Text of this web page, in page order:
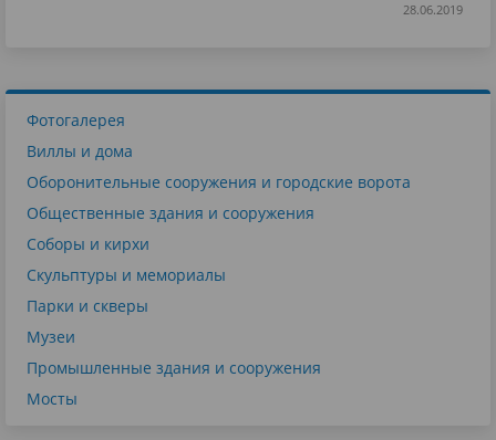
28.06.2019
Фотогалерея
Виллы и дома
Оборонительные сооружения и городские ворота
Общественные здания и сооружения
Соборы и кирхи
Скульптуры и мемориалы
Парки и скверы
Музеи
Промышленные здания и сооружения
Мосты